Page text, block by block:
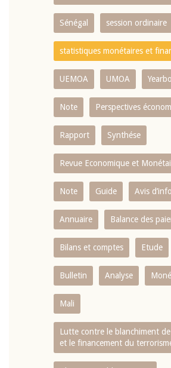
Sénégal session ordinaire
statistiques monétaires et
UEMOA UMOA
Note Perspectives
Rapport Synthése
Revue Economique et
Note Guide Avis
Annuaire Balance des
Bilans et comptes Etude
Bulletin Analyse
Mali
Lutte contre le blanchiment
et le financement du